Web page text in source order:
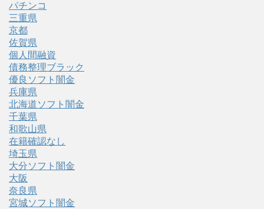
パチンコ
三重県
京都
佐賀県
個人間融資
債務整理ブラック
優良ソフト闇金
兵庫県
北海道ソフト闇金
千葉県
和歌山県
在籍確認なし
埼玉県
大分ソフト闇金
大阪
奈良県
宮城ソフト闇金